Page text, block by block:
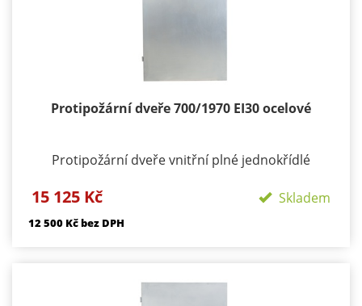
Protipožární dveře 700/1970 EI30 ocelové
Protipožární dveře vnitřní plné jednokřídlé
konstrukce ocelové plechy tloušťky 1,2 mm z
požární výplň dle PO odolnosti výztužný ocelový
Hmotnost: cca 67 kg Dostupnost 1 - 3 týdny od
objednání Záruka: 24 měsíců
15 125 Kč Skladem
12 500 Kč bez DPH